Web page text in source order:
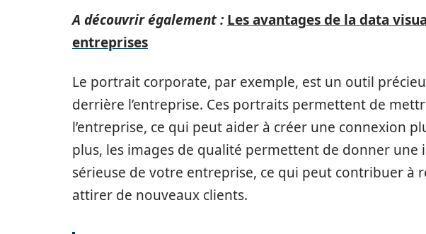
A découvrir également : Les avantages de la data
entreprises
Le portrait corporate, par exemple, est un outil
derrière l’entreprise. Ces portraits permettent de
l’entreprise, ce qui peut aider à créer une connexion
plus, les images de qualité permettent de donner une
sérieuse de votre entreprise, ce qui peut contribuer à
attirer de nouveaux clients.